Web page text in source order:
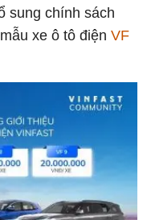
sung chính sách
xe ô tô điện VF